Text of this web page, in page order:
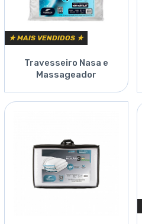
★ MAIS VENDIDOS ★
Travesseiro Nasa e
Massageador